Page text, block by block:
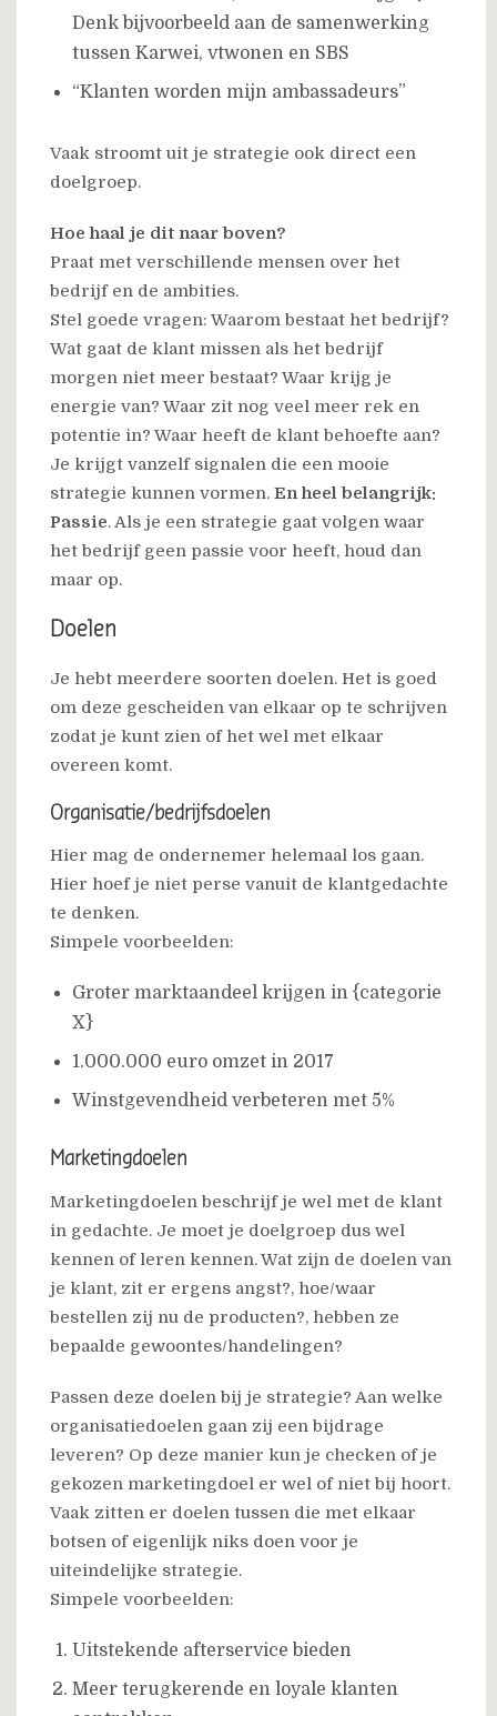
Denk bijvoorbeeld aan de samenwerking
tussen Karwei, vtwonen en SBS
“Klanten worden mijn ambassadeurs”
Vaak stroomt uit je strategie ook direct een
doelgroep.
Hoe haal je dit naar boven?
Praat met verschillende mensen over het
bedrijf en de ambities.
Stel goede vragen: Waarom bestaat het bedrijf?
Wat gaat de klant missen als het bedrijf
morgen niet meer bestaat? Waar krijg je
energie van? Waar zit nog veel meer rek en
potentie in? Waar heeft de klant behoefte aan?
Je krijgt vanzelf signalen die een mooie
strategie kunnen vormen. En heel belangrijk:
Passie. Als je een strategie gaat volgen waar
het bedrijf geen passie voor heeft, houd dan
maar op.
Doelen
Je hebt meerdere soorten doelen. Het is goed
om deze gescheiden van elkaar op te schrijven
zodat je kunt zien of het wel met elkaar
overeen komt.
Organisatie/bedrijfsdoelen
Hier mag de ondernemer helemaal los gaan.
Hier hoef je niet perse vanuit de klantgedachte
te denken.
Simpele voorbeelden:
Groter marktaandeel krijgen in {categorie
X}
1.000.000 euro omzet in 2017
Winstgevendheid verbeteren met 5%
Marketingdoelen
Marketingdoelen beschrijf je wel met de klant
in gedachte. Je moet je doelgroep dus wel
kennen of leren kennen. Wat zijn de doelen van
je klant, zit er ergens angst?, hoe/waar
bestellen zij nu de producten?, hebben ze
bepaalde gewoontes/handelingen?
Passen deze doelen bij je strategie? Aan welke
organisatiedoelen gaan zij een bijdrage
leveren? Op deze manier kun je checken of je
gekozen marketingdoel er wel of niet bij hoort.
Vaak zitten er doelen tussen die met elkaar
botsen of eigenlijk niks doen voor je
uiteindelijke strategie.
Simpele voorbeelden:
Uitstekende afterservice bieden
Meer terugkerende en loyale klanten